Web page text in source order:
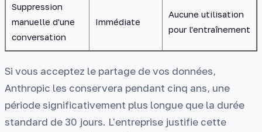
Suppression
manuelle d'une
conversation
Immédiate
Aucune utilisation
pour l'entraînement
Si vous acceptez le partage de vos données,
Anthropic les conservera pendant cinq ans, une
période significativement plus longue que la durée
standard de 30 jours. L'entreprise justifie cette